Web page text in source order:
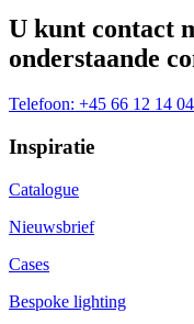
U kunt contact
onderstaande
Telefoon: +45 66 12 14 04
Inspiratie
Catalogue
Nieuwsbrief
Cases
Bespoke lighting